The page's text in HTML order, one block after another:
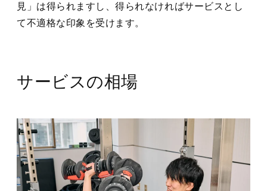
見」は得られますし、得られなければサービスとし
て不適格な印象を受けます。
サービスの相場